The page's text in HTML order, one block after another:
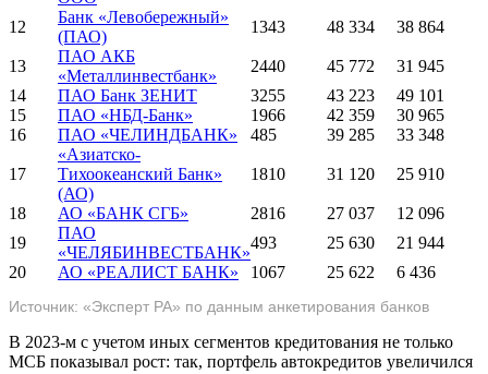
12
Банк «Левобережный»
(ПАО)
1343 48 334 38 864
13
ПАО АКБ
«Металлинвестбанк»
2440 45 772
31 945
14
ПАО Банк ЗЕНИТ 3255 43 223
49 101
15
ПАО «НБД-Банк» 1966 42 359
30 965
16
ПАО «ЧЕЛИНДБАНК» 485 39 285 33 348
17
«Азиатско-
Тихоокеанский Банк»
(АО)
1810 31 120 25 910
18 АО «БАНК СГБ» 2816 27 037
12 096
19
ПАО
«ЧЕЛЯБИНВЕСТБАНК»
493 25 630
21 944
20
АО «РЕАЛИСТ БАНК» 1067 25 622 6 436
Источник: «Эксперт РА» по данным анкетирования банков
В 2023-м с учетом иных сегментов кредитования не только
МСБ показывал рост: так, портфель автокредитов увеличился